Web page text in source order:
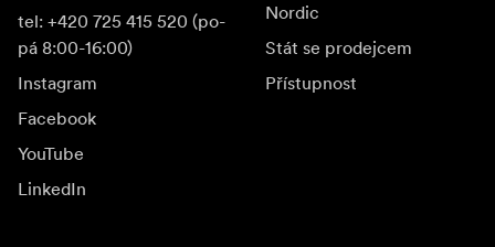
tel: +420 725 415 520 (po-
pá 8:00-16:00)
Instagram
Facebook
YouTube
LinkedIn
Nordic
Stát se prodejcem
Přístupnost